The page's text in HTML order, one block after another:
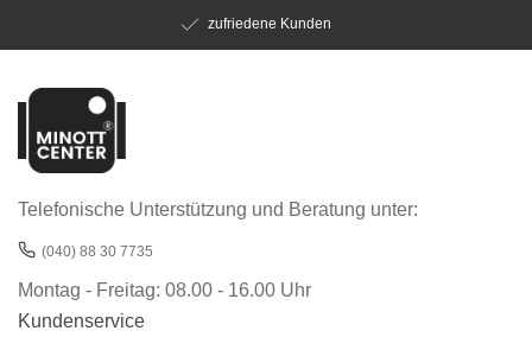
zufriedene Kunden
Telefonische Unterstützung und Beratung unter:
(040) 88 30 7735
Montag - Freitag: 08.00 - 16.00 Uhr
Kundenservice